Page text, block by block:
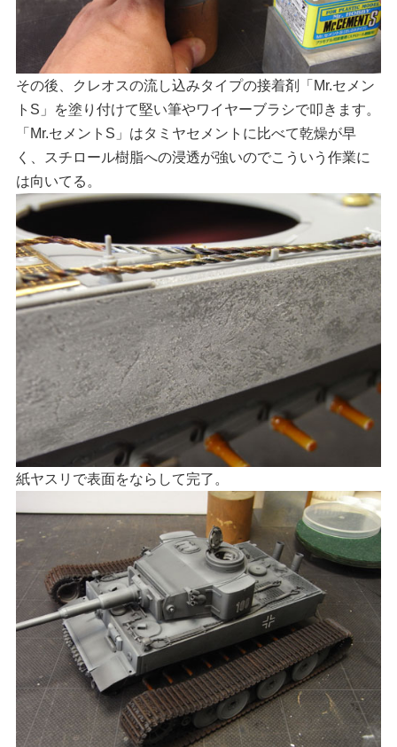
その後、クレオスの流し込みタイプの接着剤「Mr.セメン
トS」を塗り付けて堅い筆やワイヤーブラシで叩きます。
「Mr.セメントS」はタミヤセメントに比べて乾燥が早
く、スチロール樹脂への浸透が強いのでこういう作業に
は向いてる。
紙ヤスリで表面をならして完了。